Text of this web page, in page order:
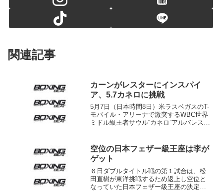
関連記事
カーンがレスターにインスパイ
ア、5.7カネロに挑戦
5月7日（日本時間8日）米ラスベガスのT-
モバイル・アリーナで激突するWBC世界
ミドル級王者サウル“カネロ”アルバレス
のMGMグランドホテルに到着した。
メキシコ...
空位の日本フェザー級王座は李が
ゲット
６日ダブルタイトル戦の第１試合は、松
田直樹が東洋挑戦するため返上し空位と
なっていた日本フェザー級王座の決定